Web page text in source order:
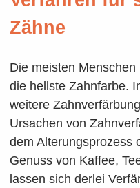
Zähne
Die meisten
die hellste Zahnfarbe.
weitere
Ursachen von
dem Alterungsprozess
Genuss von Kaffee,
lassen sich derlei